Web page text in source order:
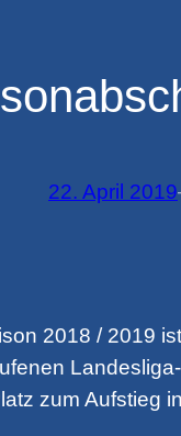
22. April 2019
2018 / 2019
zum Aufstieg